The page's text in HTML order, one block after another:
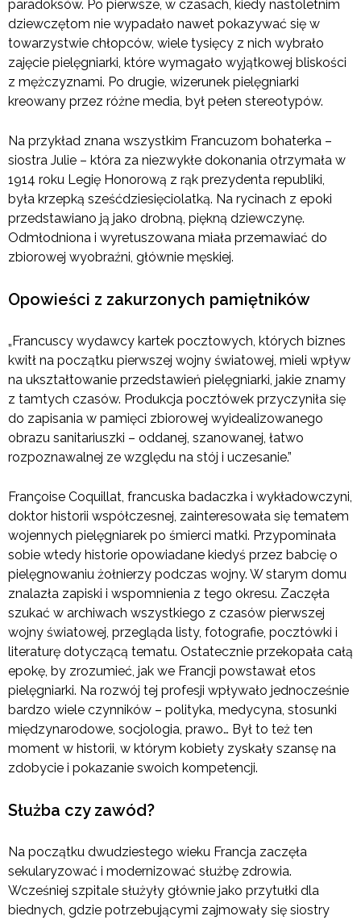
paradoksów. Po pierwsze, w czasach, kiedy nastoletnim
dziewczętom nie wypadało nawet pokazywać się w
towarzystwie chłopców, wiele tysięcy z nich wybrało
zajęcie pielęgniarki, które wymagało wyjątkowej bliskości
z mężczyznami. Po drugie, wizerunek pielęgniarki
kreowany przez różne media, był pełen stereotypów.
Na przykład znana wszystkim Francuzom bohaterka –
siostra Julie – która za niezwykłe dokonania otrzymała w
1914 roku Legię Honorową z rąk prezydenta republiki,
była krzepką sześćdziesięciolatką. Na rycinach z epoki
przedstawiano ją jako drobną, piękną dziewczynę.
Odmłodniona i wyretuszowana miała przemawiać do
zbiorowej wyobraźni, głównie męskiej.
Opowieści z zakurzonych pamiętników
„Francuscy wydawcy kartek pocztowych, których biznes
kwitł na początku pierwszej wojny światowej, mieli wpływ
na ukształtowanie przedstawień pielęgniarki, jakie znamy
z tamtych czasów. Produkcja pocztówek przyczyniła się
do zapisania w pamięci zbiorowej wyidealizowanego
obrazu sanitariuszki – oddanej, szanowanej, łatwo
rozpoznawalnej ze względu na stój i uczesanie.”
Françoise Coquillat, francuska badaczka i wykładowczyni,
doktor historii współczesnej, zainteresowała się tematem
wojennych pielęgniarek po śmierci matki. Przypominała
sobie wtedy historie opowiadane kiedyś przez babcię o
pielęgnowaniu żołnierzy podczas wojny. W starym domu
znalazła zapiski i wspomnienia z tego okresu. Zaczęła
szukać w archiwach wszystkiego z czasów pierwszej
wojny światowej, przegląda listy, fotografie, pocztówki i
literaturę dotyczącą tematu. Ostatecznie przekopała całą
epokę, by zrozumieć, jak we Francji powstawał etos
pielęgniarki. Na rozwój tej profesji wpływało jednocześnie
bardzo wiele czynników – polityka, medycyna, stosunki
międzynarodowe, socjologia, prawo… Był to też ten
moment w historii, w którym kobiety zyskały szansę na
zdobycie i pokazanie swoich kompetencji.
Służba czy zawód?
Na początku dwudziestego wieku Francja zaczęła
sekularyzować i modernizować służbę zdrowia.
Wcześniej szpitale służyły głównie jako przytułki dla
biednych, gdzie potrzebującymi zajmowały się siostry